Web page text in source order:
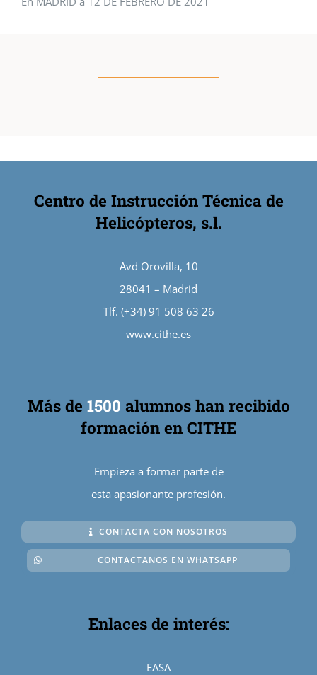
Centro de Instrucción Técnica de
Helicópteros, s.l.
Avd Orovilla, 10
28041 – Madrid
Tlf. (+34) 91 508 63 26
www.cithe.es
Más de 1500 alumnos han recibido
formación en CITHE
Empieza a formar parte de
esta apasionante profesión.
CONTACTA CON NOSOTROS
CONTACTANOS EN WHATSAPP
Enlaces de interés:
EASA